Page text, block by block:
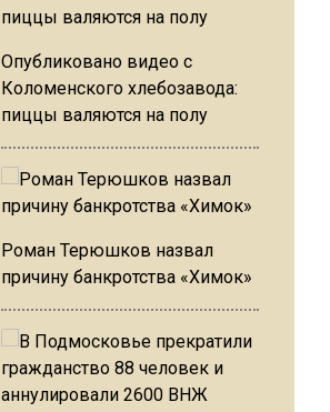
Опубликовано видео с
Коломенского хлебозавода:
пиццы валяются на полу
Роман Терюшков назвал
причину банкротства «Химок»